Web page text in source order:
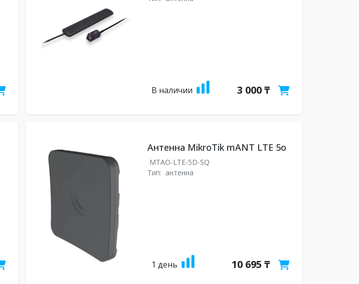
В наличии 3 000 ₸
Антенна MikroTik mANT LTE 5o
MTAO-LTE-5D-SQ
Тип: антенна
1 день 10 695 ₸